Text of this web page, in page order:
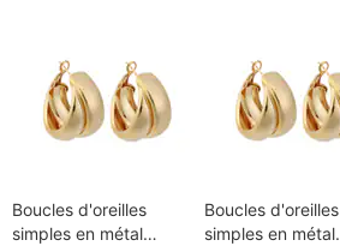
Boucles d'oreilles
simples en métal
Boucles d'oreilles
simples en métal